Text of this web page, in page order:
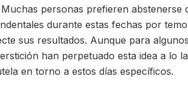
personas prefieren
durante estas fechas por
sus resultados. Aunque para
han perpetuado esta idea a lo
en torno a estos días específicos.